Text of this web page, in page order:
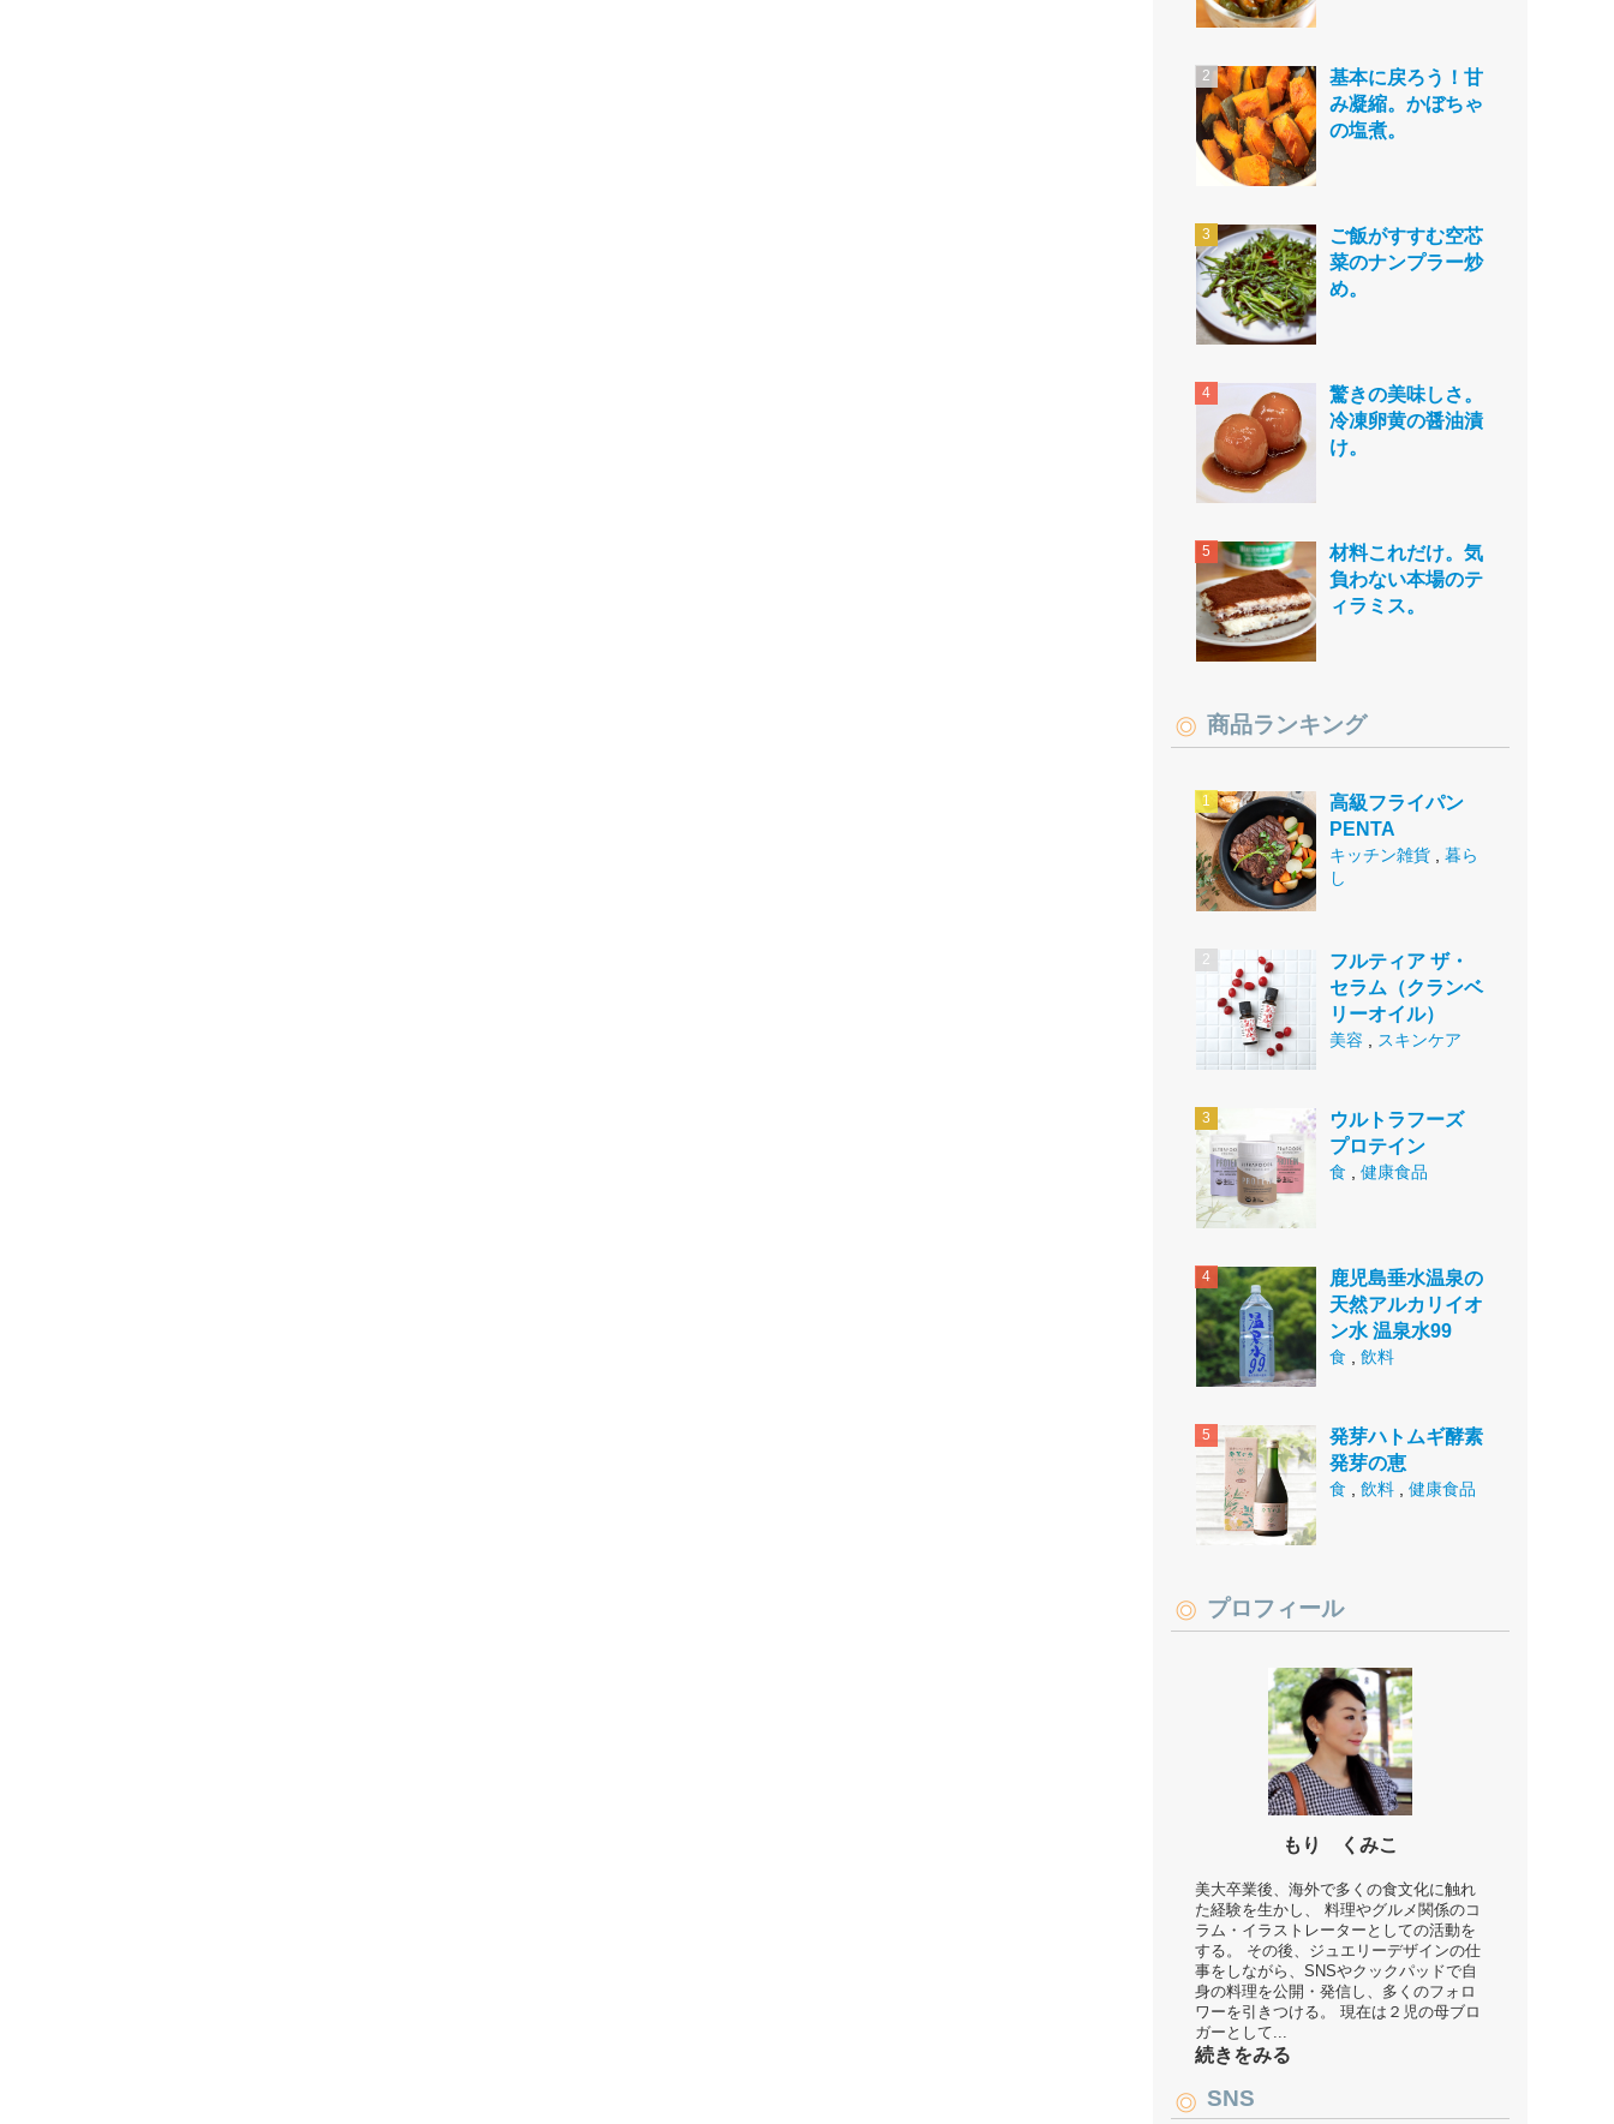
基本に戻ろう！甘
み凝縮。かぼちゃ
の塩煮。
ご飯がすすむ空芯
菜のナンプラー炒
め。
驚きの美味しさ。
冷凍卵黄の醤油漬
け。
材料これだけ。気
負わない本場のテ
ィラミス。
商品ランキング
高級フライパン
PENTA
キッチン雑貨
暮ら
し
フルティア ザ・
セラム（クランベ
リーオイル）
美容 スキンケア
ウルトラフーズ
プロテイン
食 健康食品
鹿児島垂水温泉の
天然アルカリイオ
ン水 温泉水99
食 飲料
発芽ハトムギ酵素
発芽の恵
食 飲料 健康食品
プロフィール
もり くみこ
美大卒業後、海外で多くの食文化に触れ
た経験を生かし、 料理やグルメ関係のコ
ラム・イラストレーターとしての活動を
する。 その後、ジュエリーデザインの仕
事をしながら、SNSやクックパッドで自
身の料理を公開・発信し、多くのフォロ
ワーを引きつける。 現在は２児の母ブロ
ガーとして...
続きをみる
SNS